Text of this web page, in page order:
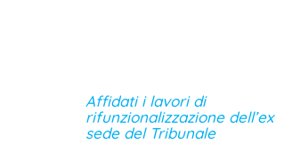
Affidati i lavori di
rifunzionalizzazione dell’ex
sede del Tribunale